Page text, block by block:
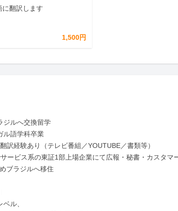
に翻訳します
1,500円
ジルへ交換留学
ル語学科卒業
訳経験あり（テレビ番組／YOUTUBE／書類等）
ービス系の東証1部上場企業にて広報・秘書・カスタマ
ブラジルへ移住
ル、